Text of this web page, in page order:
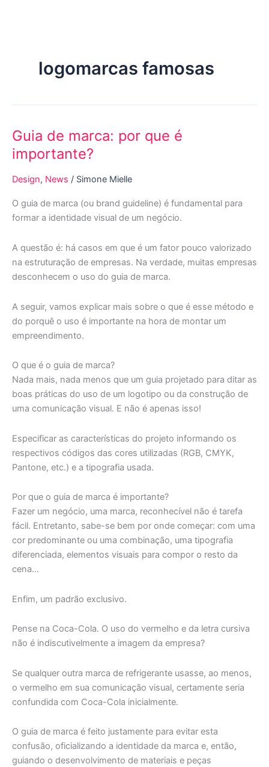
logomarcas famosas
Guia de marca: por que é
importante?
Design, News / Simone Mielle
O guia de marca (ou brand guideline) é fundamental para
formar a identidade visual de um negócio.
A questão é: há casos em que é um fator pouco valorizado
na estruturação de empresas. Na verdade, muitas empresas
desconhecem o uso do guia de marca.
A seguir, vamos explicar mais sobre o que é esse método e
do porquê o uso é importante na hora de montar um
empreendimento.
O que é o guia de marca?
Nada mais, nada menos que um guia projetado para ditar as
boas práticas do uso de um logotipo ou da construção de
uma comunicação visual. E não é apenas isso!
Especificar as características do projeto informando os
respectivos códigos das cores utilizadas (RGB, CMYK,
Pantone, etc.) e a tipografia usada.
Por que o guia de marca é importante?
Fazer um negócio, uma marca, reconhecível não é tarefa
fácil. Entretanto, sabe-se bem por onde começar: com uma
cor predominante ou uma combinação, uma tipografia
diferenciada, elementos visuais para compor o resto da
cena…
Enfim, um padrão exclusivo.
Pense na Coca-Cola. O uso do vermelho e da letra cursiva
não é indiscutivelmente a imagem da empresa?
Se qualquer outra marca de refrigerante usasse, ao menos,
o vermelho em sua comunicação visual, certamente seria
confundida com Coca-Cola inicialmente.
O guia de marca é feito justamente para evitar esta
confusão, oficializando a identidade da marca e, então,
guiando o desenvolvimento de materiais e peças
Guia
de
marca:
por
é
importante?